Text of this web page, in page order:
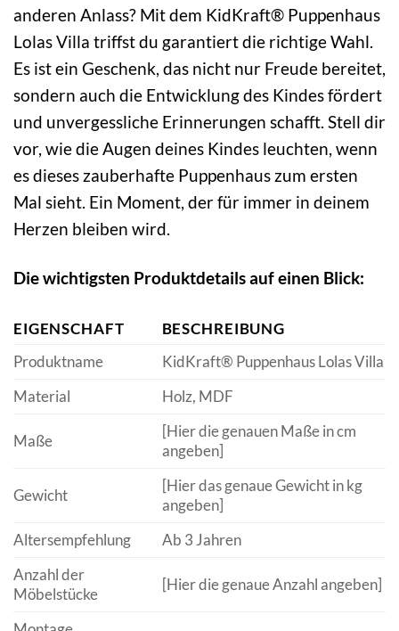
anderen Anlass? Mit dem KidKraft® Puppenhaus
Lolas Villa triffst du garantiert die richtige Wahl.
Es ist ein Geschenk, das nicht nur Freude bereitet,
sondern auch die Entwicklung des Kindes fördert
und unvergessliche Erinnerungen schafft. Stell dir
vor, wie die Augen deines Kindes leuchten, wenn
es dieses zauberhafte Puppenhaus zum ersten
Mal sieht. Ein Moment, der für immer in deinem
Herzen bleiben wird.
Die wichtigsten Produktdetails auf einen Blick:
EIGENSCHAFT
BESCHREIBUNG
Produktname
KidKraft® Puppenhaus Lolas Villa
Material
Holz, MDF
Maße
[Hier die genauen Maße in cm
angeben]
Gewicht
[Hier das genaue Gewicht in kg
angeben]
Altersempfehlung
Ab 3 Jahren
Anzahl der
Möbelstücke
[Hier die genaue Anzahl angeben]